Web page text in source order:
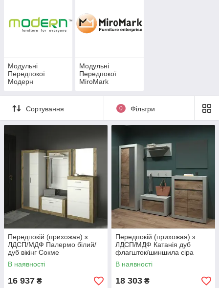
Модульні
Передпокої
Модерн
Модульні
Передпокої
MiroMark
Сортування 0 Фільтри
Передпокій (прихожая) з
ЛДСП/МДФ Палермо білий/
дуб вікінг Сокме
В наявності
16 937 ₴
Передпокій (прихожая) з
ЛДСП/МДФ Катанія дуб
флагшток/шиншила сіра
Сокме
В наявності
18 303 ₴